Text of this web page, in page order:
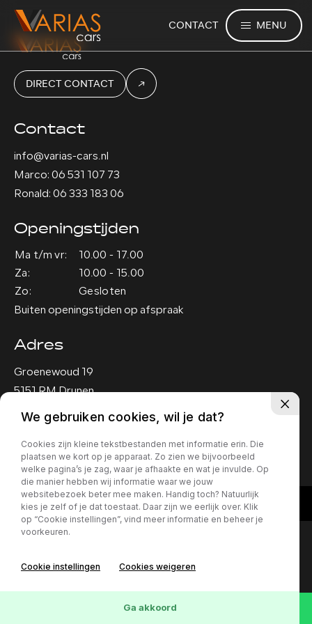
CONTACT MENU
DIRECT CONTACT
Contact
info@varias-cars.nl
Marco: 06 531 107 73
Ronald: 06 333 183 06
Openingstijden
Ma t/m vr:
10.00 - 17.00
Za:
10.00 - 15.00
Zo:
Gesloten
Buiten openingstijden op afspraak
Adres
Groenewoud 19
5151 RM Drunen
Privacy policy
We gebruiken cookies, wil je dat?
Cookies zijn kleine tekstbestanden met informatie erin. Die
plaatsen we kort op je apparaat. Zo zien we bijvoorbeeld
welke pagina’s je zag, waar je afhaakte en wat je invulde. Op
die manier hebben wij informatie waar we jouw
websitebezoek beter mee maken. Handig toch? Natuurlijk
kies je zelf of je dat toestaat. Daar zijn we eerlijk over. Klik
op “Cookie instellingen”, vind meer informatie en beheer je
voorkeuren.
Cookie instellingen Cookies weigeren
Ga akkoord